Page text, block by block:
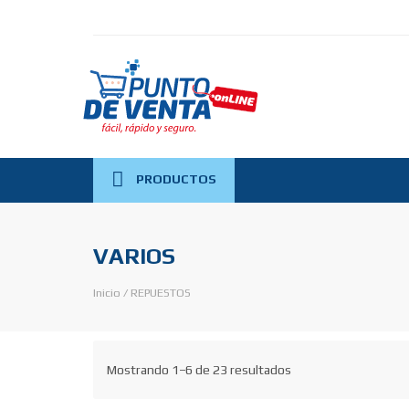
PRODUCTOS
VARIOS
Inicio / REPUESTOS
Mostrando 1–6 de 23 resultados